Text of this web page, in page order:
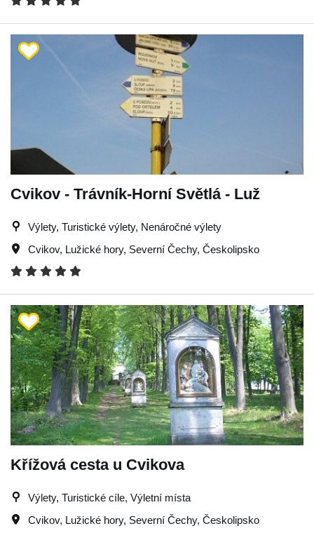
Cvikov - Trávník-Horní Světlá - Luž
Výlety, Turistické výlety, Nenáročné výlety
Cvikov, Lužické hory, Severní Čechy, Českolipsko
Křížová cesta u Cvikova
Výlety, Turistické cíle, Výletní místa
Cvikov, Lužické hory, Severní Čechy, Českolipsko